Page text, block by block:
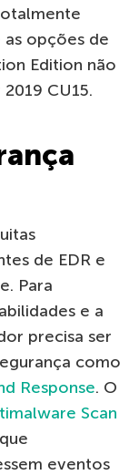
as opções de
Edition não
CU15.
de EDR e
Para
e a
precisa ser
como
Response. O
Scan
eventos